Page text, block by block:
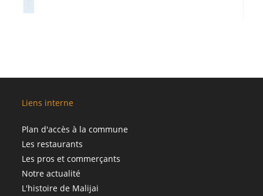
Liens interne
Plan d'accès à la commune
Les restaurants
Les pros et commerçants
Notre actualité
L'histoire de Malijai